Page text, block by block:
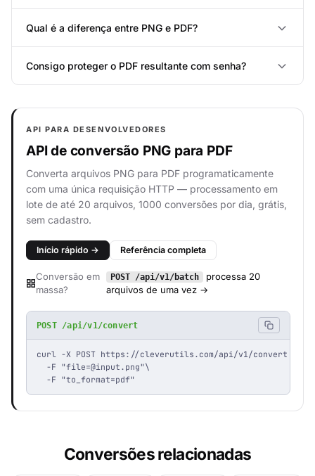
Qual é a diferença entre PNG e PDF?
Consigo proteger o PDF resultante com senha?
API PARA DESENVOLVEDORES
API de conversão PNG para PDF
Converta arquivos PNG para PDF programaticamente
com uma única requisição HTTP — processamento em
lote de até 20 arquivos, 1000 conversões por dia, grátis,
sem cadastro.
Início rápido → Referência completa
Conversão em
massa?
POST /api/v1/batch
processa 20
arquivos de uma vez →
POST /api/v1/convert
curl -X POST https://cleverutils.com/api/v1/convert \
  -F "
file=@input.png"\
  -F "to_format=pdf"
Conversões relacionadas